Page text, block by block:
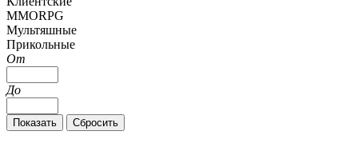
MMORPG
Мультяшные
Прикольные
От
До